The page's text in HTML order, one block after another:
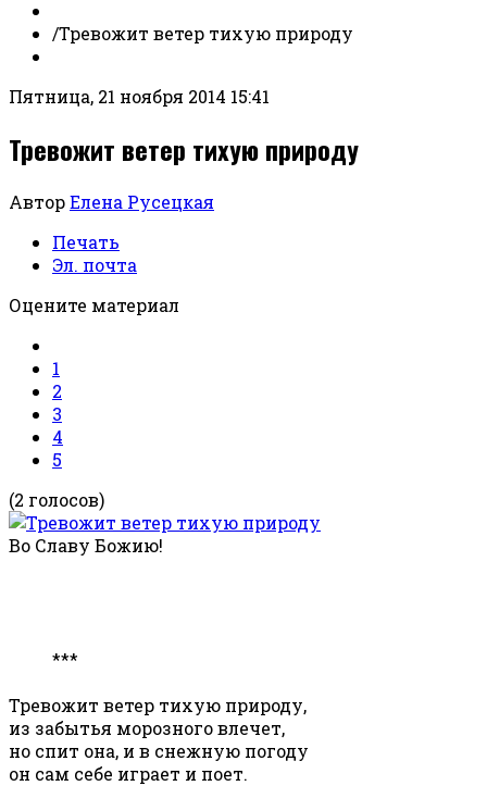
/Тревожит ветер тихую природу
Пятница, 21 ноября 2014 15:41
Тревожит ветер тихую природу
АвторЕлена Русецкая
Печать
Эл. почта
Оцените материал
1
2
3
4
5
(2 голосов)
Во Славу Божию!
***
Тревожит ветер тихую природу,
из забытья морозного влечет,
но спит она, и в снежную погоду
он сам себе играет и поет.